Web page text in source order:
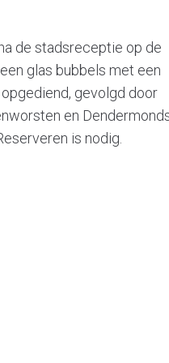
de stadsreceptie op de
glas bubbels met een
gevolgd door
en
is nodig.